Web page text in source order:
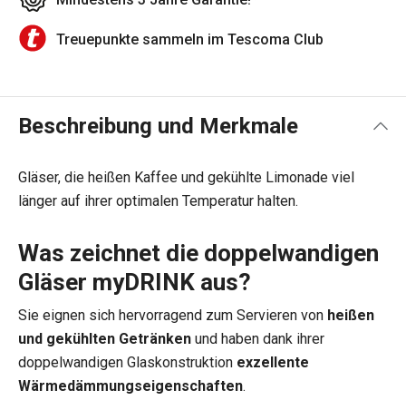
Treuepunkte sammeln im Tescoma Club
Beschreibung und Merkmale
Gläser, die heißen Kaffee und gekühlte Limonade viel
länger auf ihrer optimalen Temperatur halten.
Was zeichnet die doppelwandigen
Gläser myDRINK aus?
Sie eignen sich hervorragend zum Servieren von heißen
und gekühlten Getränken und haben dank ihrer
doppelwandigen Glaskonstruktion exzellente
Wärmedämmungseigenschaften.